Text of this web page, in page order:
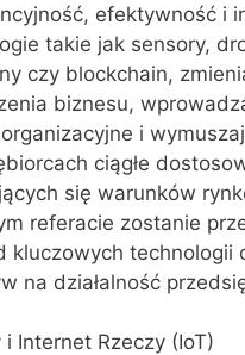
efektywność i
takie jak sensory,
czy blockchain,
biznesu,
i
ciągłe
się warunków
referacie zostanie
kluczowych technologii
na działalność
i Internet Rzeczy (IoT)